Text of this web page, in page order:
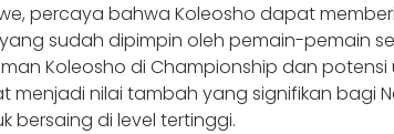
percaya bahwa Koleosho dapat
sudah dipimpin oleh pemain-pemain
Koleosho di Championship dan
menjadi nilai tambah yang signifikan bagi
bersaing di level tertinggi.